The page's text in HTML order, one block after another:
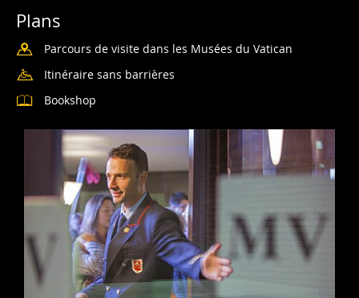
Plans
Parcours de visite dans les Musées du Vatican
Itinéraire sans barrières
Bookshop